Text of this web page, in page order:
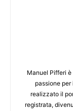
Manuel Pifferi
passione
realizzato il
registrata,